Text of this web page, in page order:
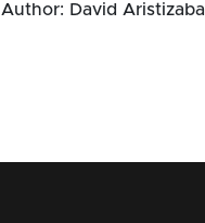
Author: David Aristizabal